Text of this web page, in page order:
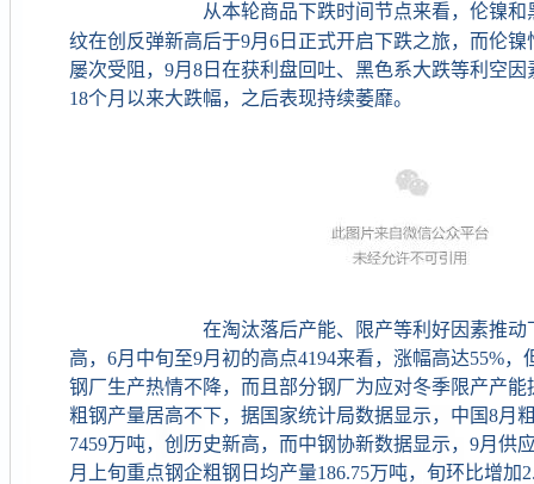
从本轮商品下跌时间节点来看，伦镍
纹在创反弹新高后于9月6日正式开启下跌之旅，而伦
屡次受阻，9月8日在获利盘回吐、黑色系大跌等利空
18个月以来大跌幅，之后表现持续萎靡。
在淘汰落后产能、限产等利好因素推动下
高，6月中旬至9月初的高点4194来看，涨幅高达55%
钢厂生产热情不降，而且部分钢厂为应对冬季限产产
粗钢产量居高不下，据国家统计局数据显示，中国8月
7459万吨，创历史新高，而中钢协新数据显示，9月供
月上旬重点钢企粗钢日均产量186.75万吨，旬环比增加